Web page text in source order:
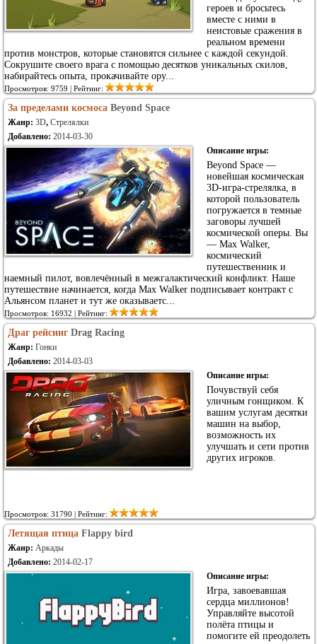
героев и бросьтесь
вместе с ними в
неистовые сражения в
реальном времени
против монстров, которые становятся сильнее с каждой секундой.
Сокрушите своего врага с помощью десятков уникальных скилов,
набирайтесь опыта, прокачивайте ору...
Просмотров: 9759 | Рейтинг:
За пределами космоса Beyond Space
Жанр: 3D, Стрелялки
Добавлено: 2014-03-30
Описание игры:
Beyond Space —
новейшая космическая
3D-игра-стрелялка, в
которой пользователь
погружается в темные
заговоры лучшей
космической оперы. Вы
— Max Walker,
космический
путешественник и
наемный пилот, вовлечённый в межгалактический конфликт. Наше
путешествие начинается, когда Max Walker подписывает контракт с
Альянсом планет и тут же оказываетс...
Просмотров: 16932 | Рейтинг:
Драг рейсинг Drag Racing
Жанр: Гонки
Добавлено: 2014-03-03
Описание игры:
Почувствуй себя
уличным гонщиком. К
вашим услугам десятки
машин на выбор,
возможность их
улучшать и сети против
других игроков.
Просмотров: 31790 | Рейтинг:
Летящая птица Flappy bird
Жанр: Аркады
Добавлено: 2014-02-17
Описание игры:
Игра, завоевавшая
сердца миллионов!
Управляйте высотой
полёта птицы и
помогите ей преодолеть